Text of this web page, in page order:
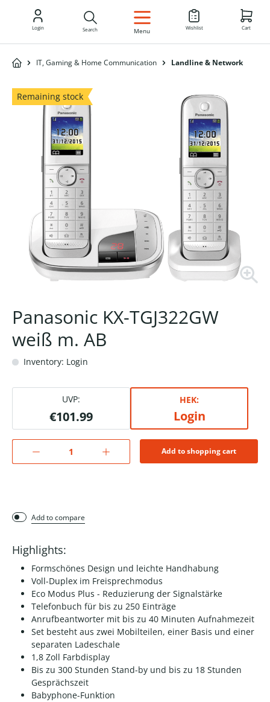
EN
Login Search Menu Wishlist Cart
IT, Gaming & Home Communication Landline & Network
Remaining stock
Panasonic KX-TGJ322GW
weiß m. AB
Inventory: Login
UVP:
€101.99
HEK:
Login
Add to shopping cart
Add to compare
Highlights:
Formschönes Design und leichte Handhabung
Voll-Duplex im Freisprechmodus
Eco Modus Plus - Reduzierung der Signalstärke
Telefonbuch für bis zu 250 Einträge
Anrufbeantworter mit bis zu 40 Minuten Aufnahmezeit
Set besteht aus zwei Mobilteilen, einer Basis und einer
separaten Ladeschale
1,8 Zoll Farbdisplay
Bis zu 300 Stunden Stand-by und bis zu 18 Stunden
Gesprächszeit
Babyphone-Funktion